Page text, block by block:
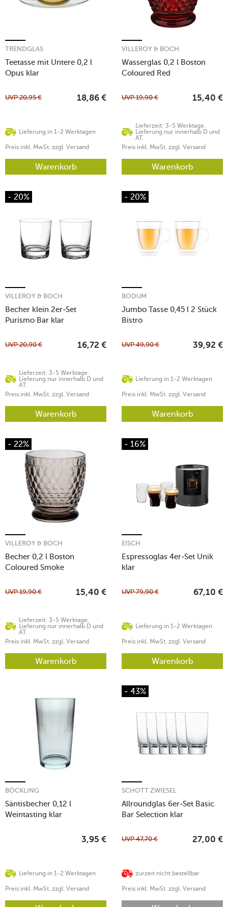
Teetasse mit Untere 0,2 l
Opus klar
TRENDGLAS
Lieferung in 1-2 Werktagen
UVP20,95 € 18,86 €
Preis inkl. MwSt. zzgl. Versand
Warenkorb
Wasserglas 0,2 l Boston
Coloured Red
VILLEROY & BOCH
Lieferzeit: 3-5 Werktage.
Lieferung nur innerhalb D und
AT.
UVP19,90 € 15,40 €
Preis inkl. MwSt. zzgl. Versand
Warenkorb
- 20%
Becher klein 2er-Set
Purismo Bar klar
VILLEROY & BOCH
Lieferzeit: 3-5 Werktage.
Lieferung nur innerhalb D und
AT.
UVP20,90 € 16,72 €
Preis inkl. MwSt. zzgl. Versand
Warenkorb
- 20%
Jumbo Tasse 0,45 l 2 Stück
Bistro
BODUM
Lieferung in 1-2 Werktagen
UVP49,90 € 39,92 €
Preis inkl. MwSt. zzgl. Versand
Warenkorb
- 22%
Becher 0,2 l Boston
Coloured Smoke
VILLEROY & BOCH
Lieferzeit: 3-5 Werktage.
Lieferung nur innerhalb D und
AT.
UVP19,90 € 15,40 €
Preis inkl. MwSt. zzgl. Versand
Warenkorb
- 16%
Espressoglas 4er-Set Unik
klar
EISCH
Lieferung in 1-2 Werktagen
UVP79,90 € 67,10 €
Preis inkl. MwSt. zzgl. Versand
Warenkorb
Säntisbecher 0,12 l
Weintasting klar
BÖCKLING
Lieferung in 1-2 Werktagen
3,95 €
Preis inkl. MwSt. zzgl. Versand
- 43%
Allroundglas 6er-Set Basic
Bar Selection klar
SCHOTT ZWIESEL
zurzeit nicht bestellbar
UVP47,70 € 27,00 €
Preis inkl. MwSt. zzgl. Versand